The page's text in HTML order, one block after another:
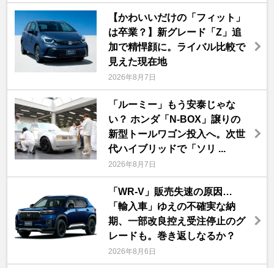
【かわいいだけの「フィット」
は卒業？】新グレード「Z」追
加で精悍顔に。ライバル比較で
見えた現在地
2026年8月7日
「ルーミー」もう安泰じゃな
い？ ホンダ「N-BOX」譲りの
新型トールワゴン投入へ。次世
代ハイブリッドで「ソリ ...
2026年8月7日
「WR-V」販売失速の原因…
「輸入車」ゆえの不確実な納
期、一部改良控え受注停止のグ
レードも。巻き返しなるか？
2026年8月6日